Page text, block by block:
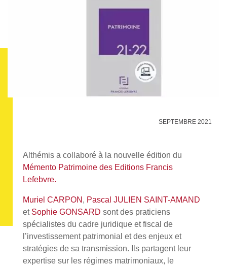
SEPTEMBRE 2021
Althémis a collaboré à la nouvelle édition du
Mémento Patrimoine des Editions Francis
Lefebvre.
Muriel CARPON , Pascal JULIEN SAINT-AMAND
et Sophie GONSARD sont des praticiens
spécialistes du cadre juridique et fiscal de
l’investissement patrimonial et des enjeux et
stratégies de sa transmission. Ils partagent leur
expertise sur les régimes matrimoniaux, le